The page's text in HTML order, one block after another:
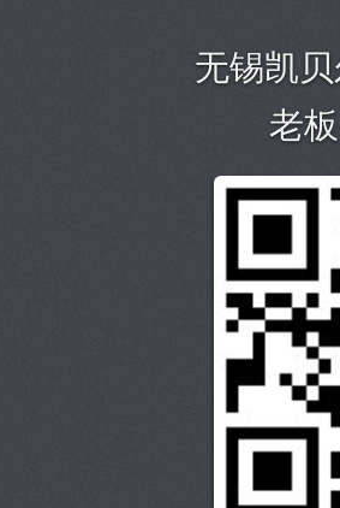
无锡凯
老